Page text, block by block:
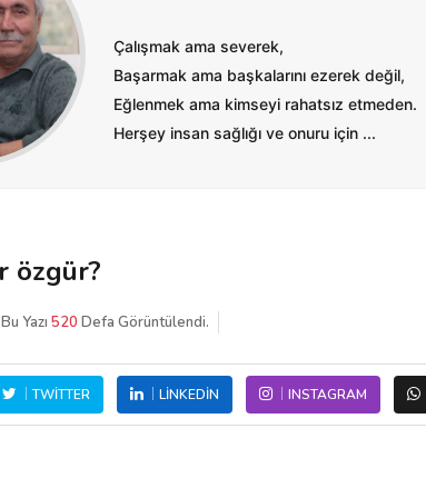
Çalışmak ama severek,
Başarmak ama başkalarını ezerek değil,
Eğlenmek ama kimseyi rahatsız etmeden.
Herşey insan sağlığı ve onuru için ...
özgür?
Bu Yazı 520 Defa Görüntülendi.
TWITTER LINKEDIN INSTAGRAM